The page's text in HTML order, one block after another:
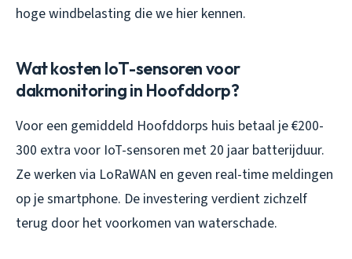
hoge windbelasting die we hier kennen.
Wat kosten IoT-sensoren voor
dakmonitoring in Hoofddorp?
Voor een gemiddeld Hoofddorps huis betaal je €200-
300 extra voor IoT-sensoren met 20 jaar batterijduur.
Ze werken via LoRaWAN en geven real-time meldingen
op je smartphone. De investering verdient zichzelf
terug door het voorkomen van waterschade.